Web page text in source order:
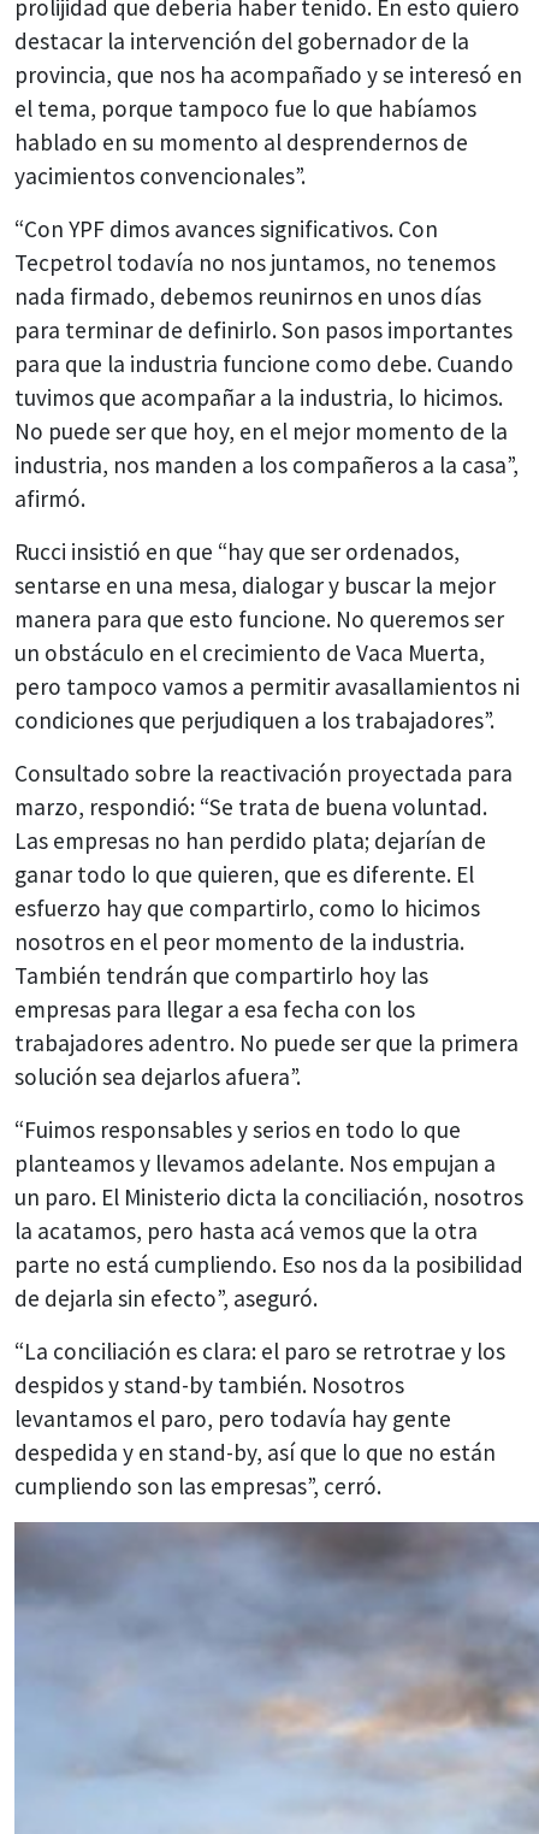
prolijidad que debería haber tenido. En esto quiero
destacar la intervención del gobernador de la
provincia, que nos ha acompañado y se interesó en
el tema, porque tampoco fue lo que habíamos
hablado en su momento al desprendernos de
yacimientos convencionales”.
“Con YPF dimos avances significativos. Con
Tecpetrol todavía no nos juntamos, no tenemos
nada firmado, debemos reunirnos en unos días
para terminar de definirlo. Son pasos importantes
para que la industria funcione como debe. Cuando
tuvimos que acompañar a la industria, lo hicimos.
No puede ser que hoy, en el mejor momento de la
industria, nos manden a los compañeros a la casa”,
afirmó.
Rucci insistió en que “hay que ser ordenados,
sentarse en una mesa, dialogar y buscar la mejor
manera para que esto funcione. No queremos ser
un obstáculo en el crecimiento de Vaca Muerta,
pero tampoco vamos a permitir avasallamientos ni
condiciones que perjudiquen a los trabajadores”.
Consultado sobre la reactivación proyectada para
marzo, respondió: “Se trata de buena voluntad.
Las empresas no han perdido plata; dejarían de
ganar todo lo que quieren, que es diferente. El
esfuerzo hay que compartirlo, como lo hicimos
nosotros en el peor momento de la industria.
También tendrán que compartirlo hoy las
empresas para llegar a esa fecha con los
trabajadores adentro. No puede ser que la primera
solución sea dejarlos afuera”.
“Fuimos responsables y serios en todo lo que
planteamos y llevamos adelante. Nos empujan a
un paro. El Ministerio dicta la conciliación, nosotros
la acatamos, pero hasta acá vemos que la otra
parte no está cumpliendo. Eso nos da la posibilidad
de dejarla sin efecto”, aseguró.
“La conciliación es clara: el paro se retrotrae y los
despidos y stand-by también. Nosotros
levantamos el paro, pero todavía hay gente
despedida y en stand-by, así que lo que no están
cumpliendo son las empresas”, cerró.